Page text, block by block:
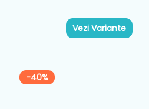
Vezi Variante
-40%